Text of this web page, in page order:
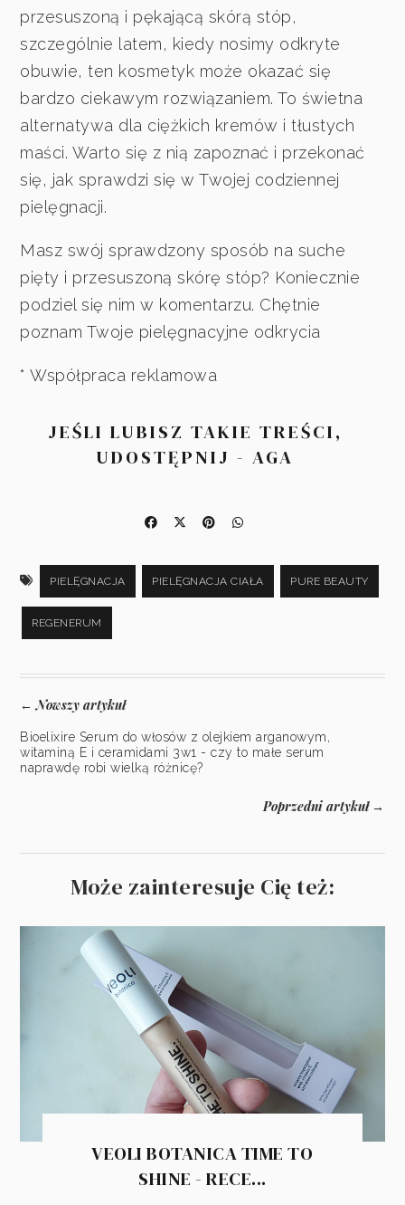
przesuszoną i pękającą skórą stóp,
szczególnie latem, kiedy nosimy odkryte
obuwie, ten kosmetyk może okazać się
bardzo ciekawym rozwiązaniem. To świetna
alternatywa dla ciężkich kremów i tłustych
maści. Warto się z nią zapoznać i przekonać
się, jak sprawdzi się w Twojej codziennej
pielęgnacji.
Masz swój sprawdzony sposób na suche
pięty i przesuszoną skórę stóp? Koniecznie
podziel się nim w komentarzu. Chętnie
poznam Twoje pielęgnacyjne odkrycia
* Współpraca reklamowa
JEŚLI LUBISZ TAKIE TREŚCI,
UDOSTĘPNIJ - AGA
PIELĘGNACJA PIELĘGNACJA CIAŁA PURE BEAUTY
REGENERUM
←Nowszy artykuł
Bioelixire Serum do włosów z olejkiem arganowym,
witaminą E i ceramidami 3w1 - czy to małe serum
naprawdę robi wielką różnicę?
Poprzedni artykuł→
Może zainteresuje Cię też:
VEOLI BOTANICA TIME TO
SHINE - RECE...